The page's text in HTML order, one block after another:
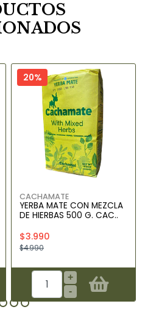
20%
CACHAMATE
YERBA MATE CON MEZCLA
DE HIERBAS 500 G. CAC..
$3.990
$4.990
+
-